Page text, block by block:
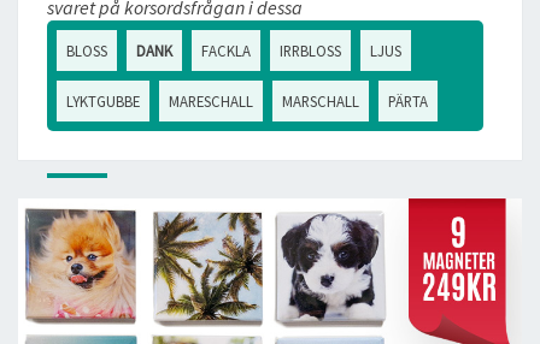
svaret på korsordsfrågan i dessa
BLOSS DANK FACKLA IRRBLOSS LJUS
LYKTGUBBE MARESCHALL MARSCHALL PÄRTA